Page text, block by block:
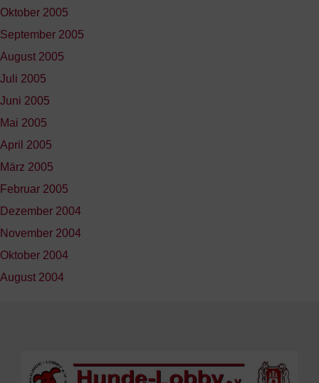
Oktober 2005
September 2005
August 2005
Juli 2005
Juni 2005
Mai 2005
April 2005
März 2005
Februar 2005
Dezember 2004
November 2004
Oktober 2004
August 2004